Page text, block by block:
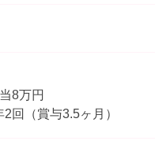
8万円
回（賞与3.5ヶ月）